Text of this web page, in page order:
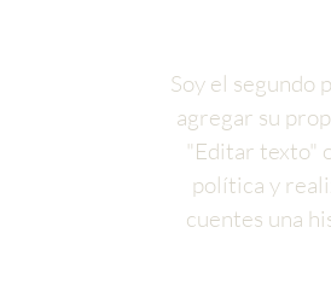
Soy el segundo
agregar su
"Editar texto"
política y
cuentes una